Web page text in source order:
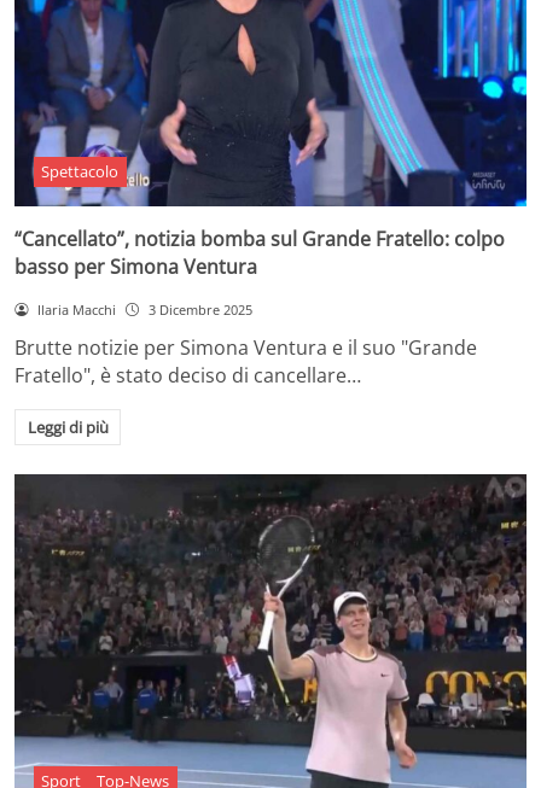
Spettacolo
“Cancellato”, notizia bomba sul Grande Fratello: colpo
basso per Simona Ventura
Ilaria Macchi 3 Dicembre 2025
Brutte notizie per Simona Ventura e il suo "Grande
Fratello", è stato deciso di cancellare…
Leggi di più
Sport Top-News